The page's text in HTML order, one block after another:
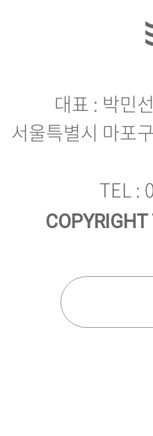
대표 : 박민
TEL :